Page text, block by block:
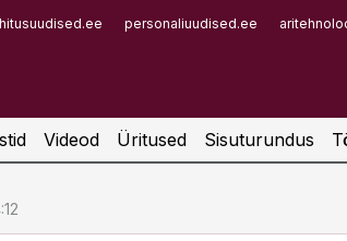
personaliuudised.ee
Videod Üritused Sisuturundus